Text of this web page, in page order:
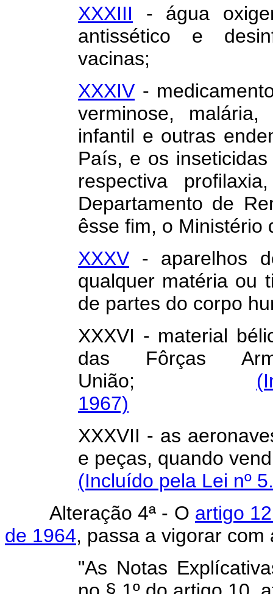
XXXIII - água
antissético e
vacinas;
XXXIV -
verminose, malária,
infantil e outras
País, e os
respectiva
Departamento de
êsse fim, o Ministério
XXXV - aparelhos
qualquer matéria ou
de partes do corpo
XXXVI - material
das Fôrças
União;
1967)
XXXVII - as
e peças,
(Incluído pela Lei nº
Alteração 4ª - O artigo
de 1964, passa a vigorar
"As Notas